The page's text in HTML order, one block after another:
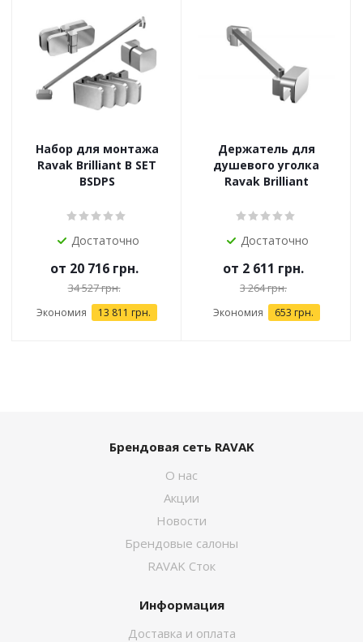
Набор для монтажа
Ravak Brilliant B SET
BSDPS
Достаточно
от 20 716 грн.
34 527 грн.
Экономия 13 811 грн.
Держатель для
душевого уголка
Ravak Brilliant
Достаточно
от 2 611 грн.
3 264 грн.
Экономия 653 грн.
Брендовая сеть RAVAK
О нас
Акции
Новости
Брендовые салоны
RAVAK Сток
Информация
Доставка и оплата